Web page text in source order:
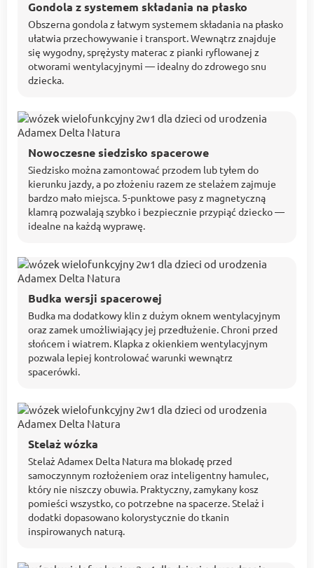
Gondola z systemem składania na płasko
Obszerna gondola z łatwym systemem składania na płasko
ułatwia przechowywanie i transport. Wewnątrz znajduje
się wygodny, sprężysty materac z pianki ryflowanej z
otworami wentylacyjnymi — idealny do zdrowego snu
dziecka.
Nowoczesne siedzisko spacerowe
Siedzisko można zamontować przodem lub tyłem do
kierunku jazdy, a po złożeniu razem ze stelażem zajmuje
bardzo mało miejsca. 5-punktowe pasy z magnetyczną
klamrą pozwalają szybko i bezpiecznie przypiąć dziecko —
idealne na każdą wyprawę.
Budka wersji spacerowej
Budka ma dodatkowy klin z dużym oknem wentylacyjnym
oraz zamek umożliwiający jej przedłużenie. Chroni przed
słońcem i wiatrem. Klapka z okienkiem wentylacyjnym
pozwala lepiej kontrolować warunki wewnątrz
spacerówki.
Stelaż wózka
Stelaż Adamex Delta Natura ma blokadę przed
samoczynnym rozłożeniem oraz inteligentny hamulec,
który nie niszczy obuwia. Praktyczny, zamykany kosz
pomieści wszystko, co potrzebne na spacerze. Stelaż i
dodatki dopasowano kolorystycznie do tkanin
inspirowanych naturą.